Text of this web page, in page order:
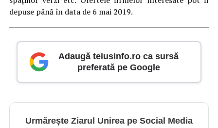
depuse până în data de 6 mai 2019.
Adaugă teiusinfo.ro ca sursă
preferată pe Google
Urmărește Ziarul Unirea pe Social Media